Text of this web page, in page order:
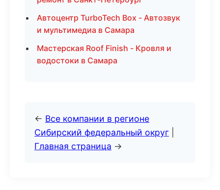
Автоцентр TurboTech Box - Автозвук
и мультимедиа в Самара
Мастерская Roof Finish - Кровля и
водостоки в Самара
← Все компании в регионе
Сибирский федеральный округ
Главная страница →